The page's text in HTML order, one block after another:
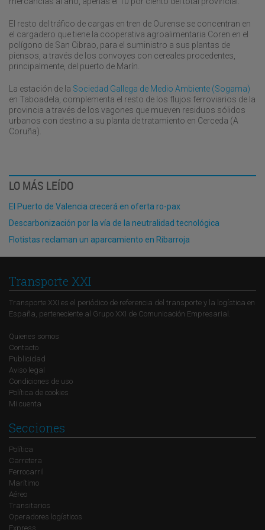
El resto del tráfico de cargas en tren de Ourense se concentran en
el cargadero que tiene la cooperativa agroalimentaria Coren en el
polígono de San Cibrao, para el suministro a sus plantas de
piensos, a través de los convoyes con cereales procedentes,
principalmente, del puerto de Marín.
La estación de la Sociedad Gallega de Medio Ambiente (Sogama)
en Taboadela, complementa el resto de los flujos ferroviarios de la
provincia a través de los vagones que mueven residuos sólidos
urbanos con destino a su planta de tratamiento en Cerceda (A
Coruña).
LO MÁS LEÍDO
El Puerto de Valencia crecerá en oferta ro-pax
Descarbonización por la vía de la neutralidad tecnológica
Flotistas reclaman un aparcamiento en Ribarroja
Transporte XXI
Transporte XXI es el periódico de referencia del transporte y la logística en
España, perteneciente al Grupo XXI de Comunicación Empresarial.
Quienes somos
Contacto
Publicidad
Aviso legal
Condiciones de uso
Política de cookies
Mi cuenta
Secciones
Política
Carretera
Ferrocarril
Marítimo
Aéreo
Transitarios
Operadores logísticos
Express